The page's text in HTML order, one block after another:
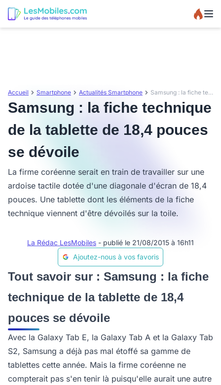
Accueil Smartphone Actualités Smartphone Samsung : la fiche technique de la tablette de 18,4 pouces se dévoile
Samsung : la fiche technique
de la tablette de 18,4 pouces
se dévoile
La firme coréenne serait en train de travailler sur une
ardoise tactile dotée d'une diagonale d'écran de 18,4
pouces. Une tablette dont les éléments de la fiche
technique viennent d'être dévoilés sur la toile.
La Rédac LesMobiles - publié le 21/08/2015 à 16h11
Ajoutez-nous à vos favoris
Tout savoir sur : Samsung : la fiche
technique de la tablette de 18,4
pouces se dévoile
Avec la Galaxy Tab E, la Galaxy Tab A et la Galaxy Tab
S2, Samsung a déjà pas mal étoffé sa gamme de
tablettes cette année. Mais la firme coréenne ne
compterait pas s'en tenir là puisqu'elle aurait une autre